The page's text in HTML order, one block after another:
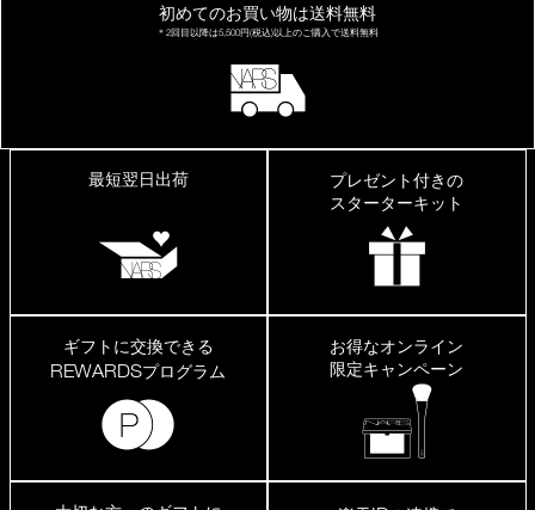
初めてのお買い物は送料無料
＊2回目以降は5,500円(税込)以上のご購入で送料無料
最短翌日出荷
プレゼント付きの
スターターキット
ギフトに交換できる
REWARDSプログラム
お得なオンライン
限定キャンペーン